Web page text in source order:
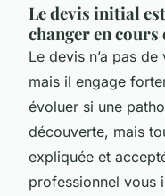
Le devis initial
changer en
Le devis n’a pas
mais il engage
évoluer si une
découverte, mais
expliquée et
professionnel vous